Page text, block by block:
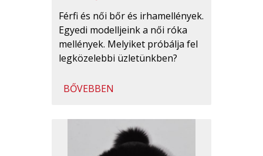
Férfi és női bőr és irhamellények.
Egyedi modelljeink a női róka
mellények. Melyiket próbálja fel
legközelebbi üzletünkben?
BŐVEBBEN